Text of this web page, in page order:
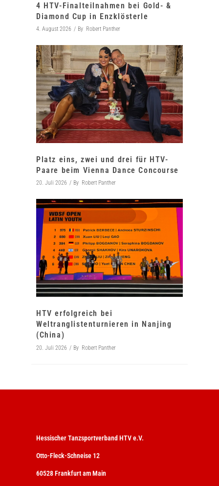
4 HTV-Finalteilnahmen bei Gold- &
Diamond Cup in Enzklösterle
4. August 2026 By Robert Panther
Platz eins, zwei und drei für HTV-
Paare beim Vienna Dance Concourse
20. Juli 2026 By Robert Panther
HTV erfolgreich bei
Weltranglistenturnieren in Nanjing
(China)
20. Juli 2026 By Robert Panther
Hessischer Tanzsportverband HTV e.V.
Otto-Fleck-Schneise 12
60528 Frankfurt am Main